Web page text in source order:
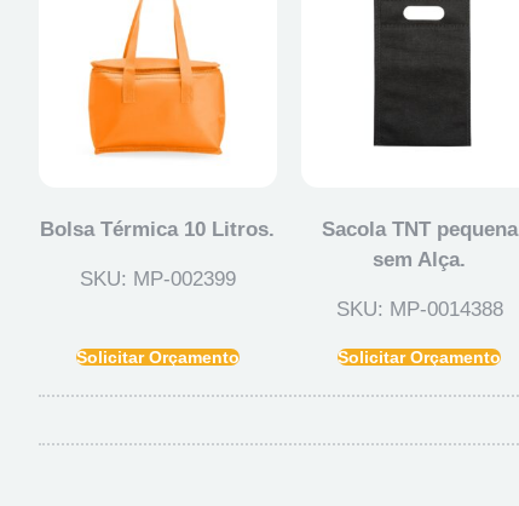
Bolsa Térmica 10 Litros.
SKU: MP-002399
Solicitar Orçamento
Sacola TNT pequena
sem Alça.
SKU: MP-0014388
Solicitar Orçamento